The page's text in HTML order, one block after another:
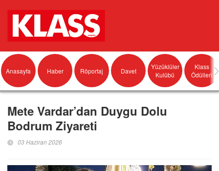
Anasayfa Haber Röportaj Davet
Yüzüklüler
Kulübü
Klass
Ödülleri
Mete Vardar’dan Duygu Dolu
Bodrum Ziyareti
03 Haziran 2026